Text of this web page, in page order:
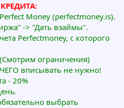
Money (perfectmoney.is).
-> "Дать взаймы".
Perfectmoney, с которого
ограничения)
вписывать не нужно!
- 20%
выбрать